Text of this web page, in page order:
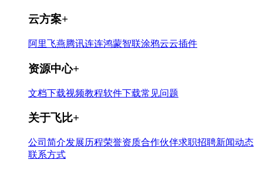
云方案+
阿里飞燕腾讯连连鸿蒙智联涂鸦云云插件
资源中心+
文档下载视频教程软件下载常见问题
关于飞比+
公司简介发展历程荣誉资质合作伙伴求职招聘新闻动态
联系方式